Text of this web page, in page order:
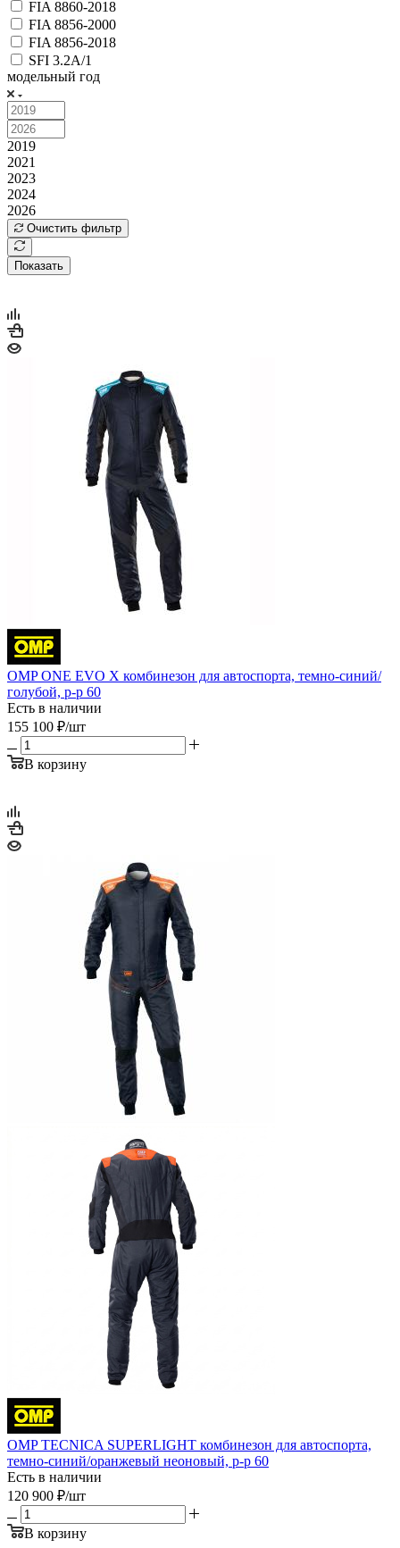
FIA 8860-2018
FIA 8856-2000
FIA 8856-2018
SFI 3.2A/1
модельный год
2019
2021
2023
2024
2026
Очистить фильтр
Показать
OMP ONE EVO X комбинезон для автоспорта, темно-синий/
голубой, р-р 60
Есть в наличии
155 100 ₽/шт
В корзину
OMP TECNICA SUPERLIGHT комбинезон для автоспорта,
темно-синий/оранжевый неоновый, р-р 60
Есть в наличии
120 900 ₽/шт
В корзину